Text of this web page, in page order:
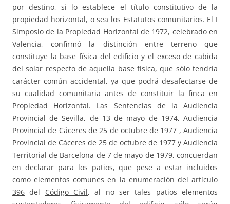
por destino, si lo establece el título constitutivo de la
propiedad horizontal, o sea los Estatutos comunitarios. El I
Simposio de la Propiedad Horizontal de 1972, celebrado en
Valencia, confirmó la distinción entre terreno que
constituye la base física del edificio y el exceso de cabida
del solar respecto de aquella base física, que sólo tendría
carácter común accidental, ya que podrá desafectarse de
su cualidad comunitaria antes de constituir la finca en
Propiedad Horizontal. Las Sentencias de la Audiencia
Provincial de Sevilla, de 13 de mayo de 1974, Audiencia
Provincial de Cáceres de 25 de octubre de 1977 , Audiencia
Provincial de Cáceres de 25 de octubre de 1977 y Audiencia
Territorial de Barcelona de 7 de mayo de 1979, concuerdan
en declarar para los patios, que pese a estar incluidos
como elementos comunes en la enumeración del artículo
396 del Código Civil, al no ser tales patios elementos